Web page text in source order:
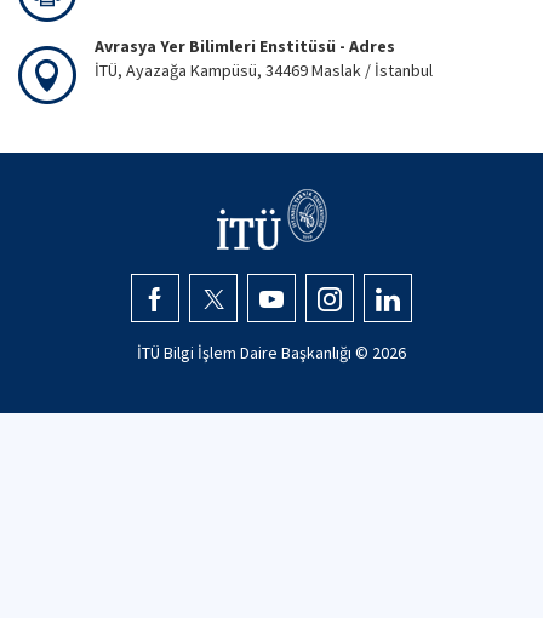
Avrasya Yer Bilimleri Enstitüsü - Adres
İTÜ, Ayazağa Kampüsü, 34469 Maslak / İstanbul
İTÜ Bilgi İşlem Daire Başkanlığı © 2026